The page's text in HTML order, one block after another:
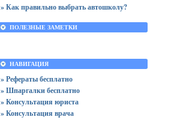
» Как правильно выбрать автошколу?
ПОЛЕЗНЫЕ ЗАМЕТКИ
НАВИГАЦИЯ
» Рефераты бесплатно
» Шпаргалки бесплатно
» Консультация юриста
» Консультация врача